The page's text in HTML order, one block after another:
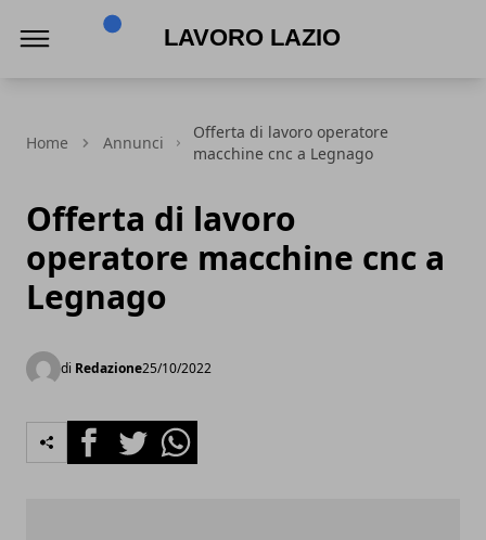
Home Annunci
Offerta di lavoro operatore
macchine cnc a Legnago
Offerta di lavoro
operatore macchine cnc a
Legnago
di Redazione25/10/2022
FacebookTwitterWhatsapp